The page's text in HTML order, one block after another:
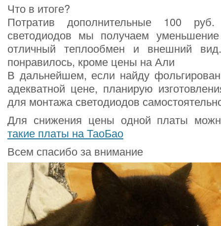
Что в итоге?
Потратив дополнительные 100
светодиодов мы получаем
отличный теплообмен и внешний
понравилось, кроме цены на Али
В дальнейшем, если найду
адекватной цене, планирую
для монтажа светодиодов
Для снижения цены одной платы
такие платы на ТаоБао
Всем спасибо за внимание